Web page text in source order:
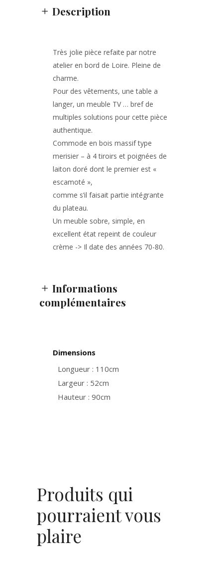
Description
Très jolie pièce refaite par notre
atelier en bord de Loire. Pleine de
charme.
Pour des vêtements, une table a
langer, un meuble TV … bref de
multiples solutions pour cette pièce
authentique.
Commode en bois massif type
merisier – à 4 tiroirs et poignées de
laiton doré dont le premier est «
escamoté »,
comme s’il faisait partie intégrante
du plateau.
Un meuble sobre, simple, en
excellent état repeint de couleur
crème -> Il date des années 70-80.
Informations
complémentaires
Dimensions
Longueur : 110cm
Largeur : 52cm
Hauteur : 90cm
Produits qui
pourraient vous
plaire